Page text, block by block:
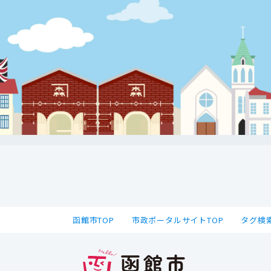
函館市TOP 市政ポータルサイトTOP タグ検